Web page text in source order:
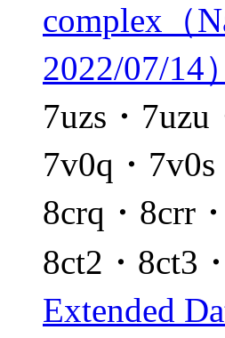
complex（
2022/07/14）
7uzs・
7v0q・
8crq・8crr
8ct2・8ct3
Extended